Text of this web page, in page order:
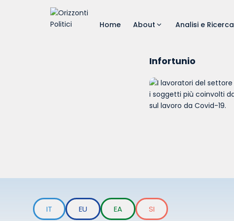
Home About Analisi e Ricerca
Infortunio
IT EU EA SI